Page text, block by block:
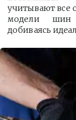
учитывают все
модели шин
добиваясь